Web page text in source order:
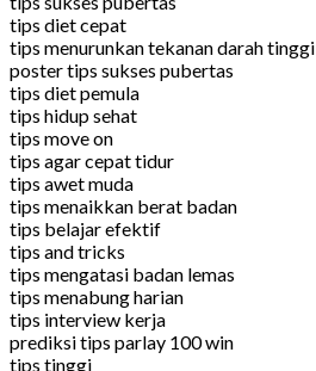
tips diet cepat
tips menurunkan tekanan darah tinggi
poster tips sukses pubertas
tips diet pemula
tips hidup sehat
tips move on
tips agar cepat tidur
tips awet muda
tips menaikkan berat badan
tips belajar efektif
tips and tricks
tips mengatasi badan lemas
tips menabung harian
tips interview kerja
prediksi tips parlay 100 win
tips tinggi